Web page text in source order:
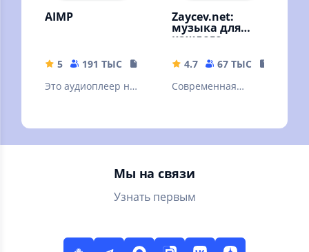
AIMP
5 191 ТЫС
19.34 MB
Это аудиоплеер на
Android
Zaycev.net:
музыка для
каждого
4.7 67 ТЫС
Современная
Мы на связи
Узнать первым